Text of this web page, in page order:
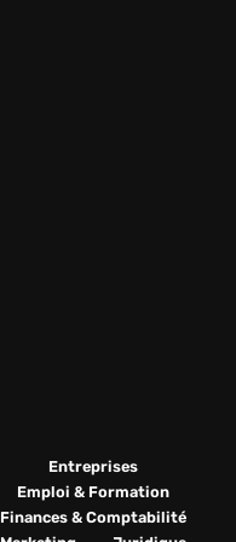
Entreprises
Emploi & Formation
Finances & Comptabilité